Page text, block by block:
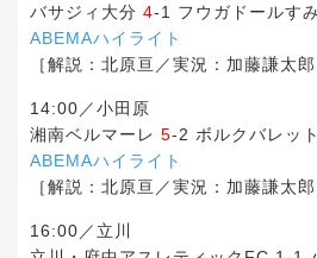
バサジィ大分 4-1 フウガドールす
ABEMAハイライト
［解説：北原亘／実況：加藤謙太郎
14:00／小田原
湘南ベルマーレ 5-2 ボルクバレッ
ABEMAハイライト
［解説：北原亘／実況：加藤謙太郎
16:00／立川